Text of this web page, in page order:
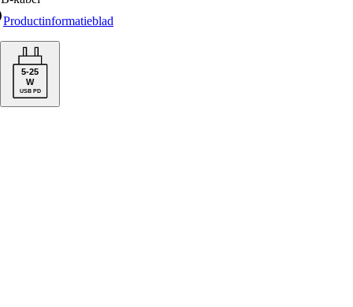
Productinformatieblad
5-25
W
USB PD